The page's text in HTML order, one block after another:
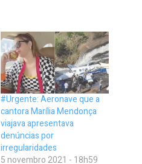
#Urgente: Aeronave que a
cantora Marília Mendonça
viajava apresentava
denúncias por
irregularidades
5 novembro 2021 - 18h59